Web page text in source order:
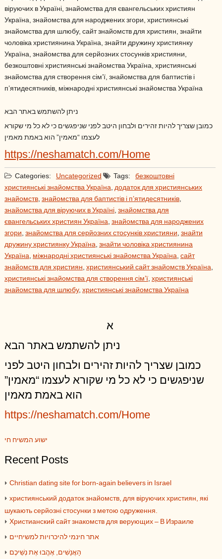
віруючих в Україні, знайомства для євангельських християн
Україна, знайомства для народжених згори, християнські
знайомства для шлюбу, сайт знайомств для християн, знайти
чоловіка християнина Україна, знайти дружину християнку
Україна, знайомства для серйозних стосунків християни,
безкоштовні християнські знайомства Україна, християнські
знайомства для створення сім’ї, знайомства для баптистів і
п’ятидесятників, міжнародні християнські знайомства Україна
ניתן להשתמש באתר הבא
כמובן שצריך להיות זהירים ולבחון היטב לפני שניפגשים כי לא כל מי שקורא
לעצמו “מאמין” הוא באמת מאמין
https://neshamatch.com/Home
Categories: Uncategorized Tags:
безкоштовні
християнські знайомства Україна, додаток для християнських
знайомств, знайомства для баптистів і п’ятидесятників,
знайомства для віруючих в Україні, знайомства для
євангельських християн Україна, знайомства для народжених
згори, знайомства для серйозних стосунків християни, знайти
дружину християнку Україна, знайти чоловіка християнина
Україна, міжнародні християнські знайомства Україна, сайт
знайомств для християн, християнський сайт знайомств Україна,
християнські знайомства для створення сім’ї, християнські
знайомства для шлюбу, християнські знайомства Україна
א
ניתן להשתמש באתר הבא
כמובן שצריך להיות זהירים ולבחון היטב לפני
שניפגשים כי לא כל מי שקורא לעצמו “מאמין”
הוא באמת מאמין
https://neshamatch.com/Home
ישוע המשיח חי
Recent Posts
Christian dating site for born-again believers in Israel
християнський додаток знайомств, для віруючих християн, які
шукають серйозні стосунки з метою одруження.
Христианский сайт знакомств для верующих – В Израиле
אתר חינמי להיכרויות למשיחיים
הָאֲנָשִׁים, אֶהֱבוּ אֶת נְשֵׁיכֶם